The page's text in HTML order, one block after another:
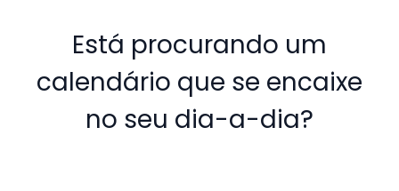
Está procurando um
calendário que se encaixe
no seu dia-a-dia?